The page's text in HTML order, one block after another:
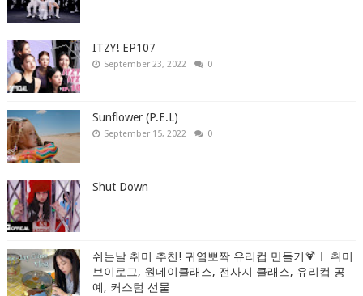
ITZY! EP107
September 23, 2022 0
Sunflower (P.E.L)
September 15, 2022 0
Shut Down
쉬는날 취미 추천! 귀염뽀짝 유리컵 만들기🍹ㅣ 취미
브이로그, 원데이클래스, 전사지 클래스, 유리컵 공
예, 커스텀 선물